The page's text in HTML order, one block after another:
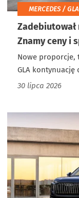
MERCEDES / GLA
Zadebiutował
Znamy ceny i
Nowe proporcje,
GLA kontynuację
30 lipca 2026